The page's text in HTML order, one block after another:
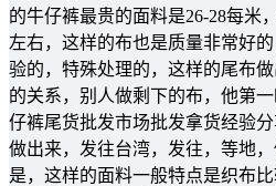
的牛仔裤最贵的面料是26-28每米
左右，这样的布也是质量非常好
验的，特殊处理的，这样的尾布
的关系，别人做剩下的布，他第
仔裤尾货批发市场批发拿货经验
做出来，发往台湾，发往，等地
是，这样的面料一般特点是织布